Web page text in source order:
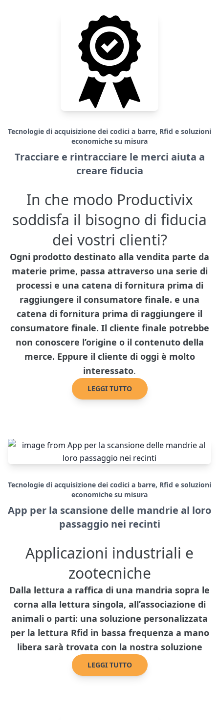
Tecnologie di acquisizione dei codici a barre, Rfid e soluzioni
economiche su misura
Tracciare e rintracciare le merci aiuta a
creare fiducia
In che modo Productivix
soddisfa il bisogno di fiducia
dei vostri clienti?
Ogni prodotto destinato alla vendita parte da
materie prime, passa attraverso una serie di
processi e una catena di fornitura prima di
raggiungere il consumatore finale. e una
catena di fornitura prima di raggiungere il
consumatore finale. Il cliente finale potrebbe
non conoscere l’origine o il contenuto della
merce. Eppure il cliente di oggi è molto
interessato.
LEGGI TUTTO
Tecnologie di acquisizione dei codici a barre, Rfid e soluzioni
economiche su misura
App per la scansione delle mandrie al loro
passaggio nei recinti
Applicazioni industriali e
zootecniche
Dalla lettura a raffica di una mandria sopra le
corna alla lettura singola, all’associazione di
animali o parti: una soluzione personalizzata
per la lettura Rfid in bassa frequenza a mano
libera sarà trovata con la nostra soluzione
LEGGI TUTTO